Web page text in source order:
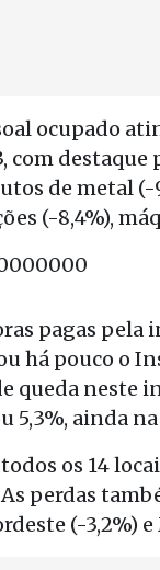
ocupado
com
de metal
(-8,4%),
pagas
há pouco o
queda neste
5,3%, ainda
os 14
As perdas
(-3,2%)